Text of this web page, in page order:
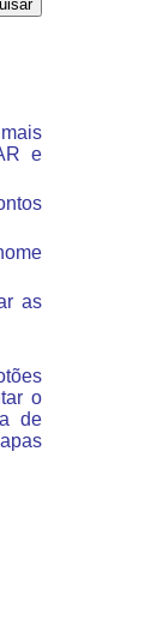
e
as
o
de